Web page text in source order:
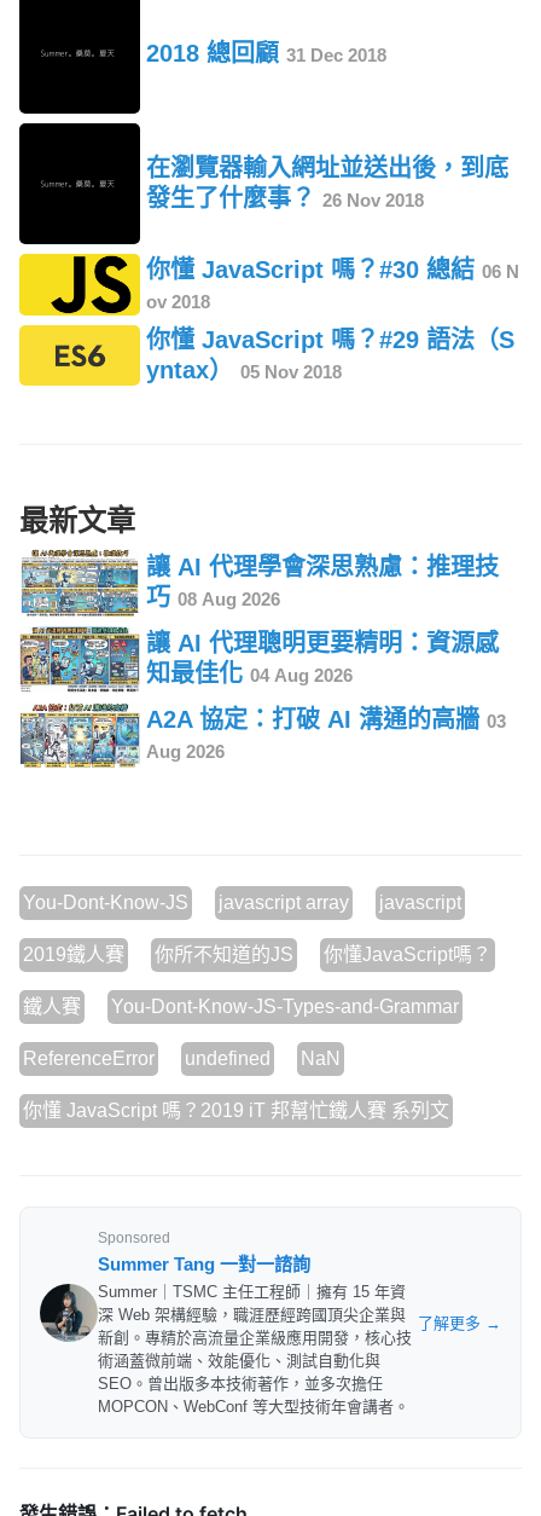
2018 總回顧 31 Dec 2018
在瀏覽器輸入網址並送出後，到底
發生了什麼事？ 26 Nov 2018
你懂 JavaScript 嗎？#30 總結 06 N
ov 2018
你懂 JavaScript 嗎？#29 語法（S
yntax）
05 Nov 2018
最新文章
讓 AI 代理學會深思熟慮：推理技
巧 08 Aug 2026
讓 AI 代理聰明更要精明：資源感
知最佳化 04 Aug 2026
A2A 協定：打破 AI 溝通的高牆 03
Aug 2026
You-Dont-Know-JS javascript array javascript
2019鐵人賽 你所不知道的JS 你懂JavaScript嗎？
鐵人賽 You-Dont-Know-JS-Types-and-Grammar
ReferenceError undefined NaN
你懂 JavaScript 嗎？2019 iT 邦幫忙鐵人賽 系列文
Sponsored
Summer Tang 一對一諮詢
Summer｜TSMC 主任工程師｜擁有 15 年資
深 Web 架構經驗，職涯歷經跨國頂尖企業與
新創。專精於高流量企業級應用開發，核心技
術涵蓋微前端、效能優化、測試自動化與
SEO。曾出版多本技術著作，並多次擔任
MOPCON、WebConf 等大型技術年會講者。
了解更多 →